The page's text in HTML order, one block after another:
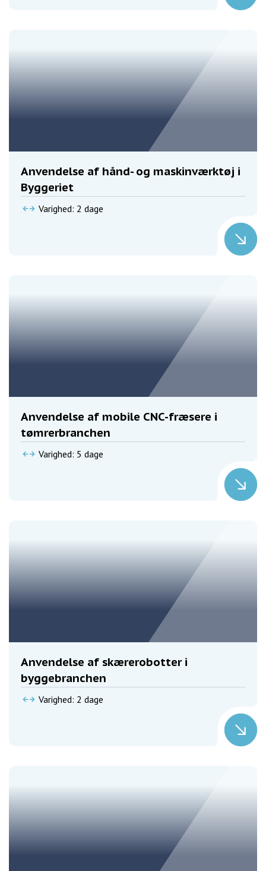
Anvendelse af hånd- og maskinværktøj i
Byggeriet
Varighed: 2 dage
Anvendelse af mobile CNC-fræsere i
tømrerbranchen
Varighed: 5 dage
Anvendelse af skærerobotter i
byggebranchen
Varighed: 2 dage